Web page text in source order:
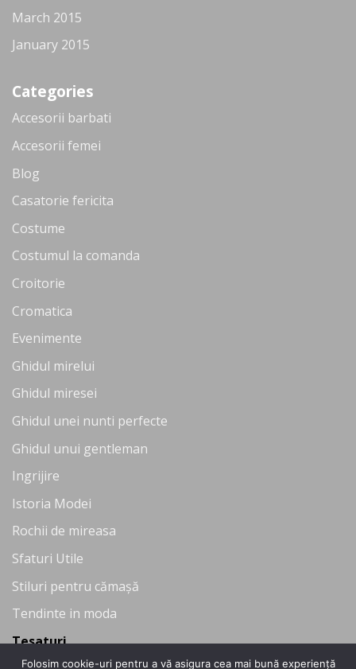
March 2015
January 2015
Categories
Accesorii barbati
Accesorii femei
Blog
Casatorie fericita
Costume
Costumul la comanda
Croitorie
Cromatica
Evenimente
Ghidul mirelui
Ghidul miresei
Ghidul unei nunti perfecte
Ghidul unui gentleman
Ingrijire
Istoria Modei
Rochii de mireasa
Sfaturi Utile
Stiluri pentru cămașă
Tendinte in moda
Tesaturi
Folosim cookie-uri pentru a vă asigura cea mai bună experiență